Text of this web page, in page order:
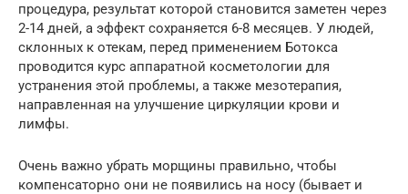
процедура, результат которой становится заметен через
2-14 дней, а эффект сохраняется 6-8 месяцев. У людей,
склонных к отекам, перед применением Ботокса
проводится курс аппаратной косметологии для
устранения этой проблемы, а также мезотерапия,
направленная на улучшение циркуляции крови и
лимфы.
Очень важно убрать морщины правильно, чтобы
компенсаторно они не появились на носу (бывает и